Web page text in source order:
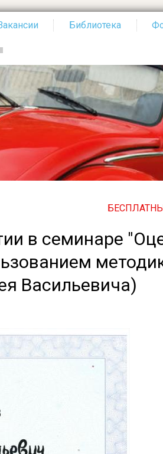
Библиотека
БЕСПЛАТНЫЙ
в семинаре
Васильевича)